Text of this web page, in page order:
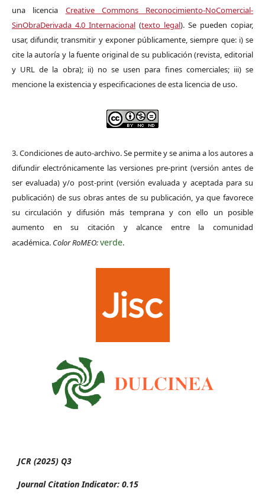
una licencia Creative Commons Reconocimiento-NoComercial-
SinObraDerivada 4.0 Internacional (texto legal). Se pueden copiar,
usar, difundir, transmitir y exponer públicamente, siempre que: i) se
cite la autoría y la fuente original de su publicación (revista, editorial
y URL de la obra); ii) no se usen para fines comerciales; iii) se
mencione la existencia y especificaciones de esta licencia de uso.
3. Condiciones de auto-archivo. Se permite y se anima a los autores a
difundir electrónicamente las versiones pre-print (versión antes de
ser evaluada) y/o post-print (versión evaluada y aceptada para su
publicación) de sus obras antes de su publicación, ya que favorece
su circulación y difusión más temprana y con ello un posible
aumento en su citación y alcance entre la comunidad
académica. Color RoMEO:verde.
JCR (2025) Q3
Journal Citation Indicator: 0.15